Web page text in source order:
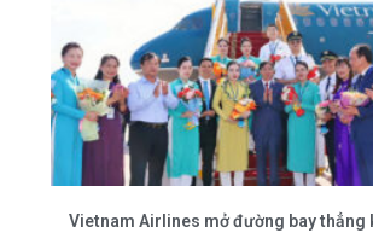
Vietnam Airlines mở đường bay thẳng